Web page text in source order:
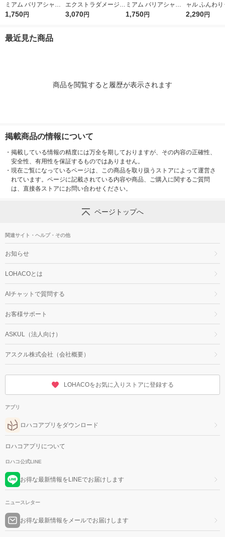
ミアム バリアシャン
プー + コンディショ
1,750円
エクストラダメージリ
ペア シャンプー + コ
3,070円
ミアム バリアシャン
プー + コンディショ
1,750円
ャル ふんわ
ヤ コンディシ
2,290円
最近見た商品
商品を閲覧すると履歴が表示されます
掲載商品の情報について
・ 掲載している情報の精度には万全を期しておりますが、その内容の正確性、
安全性、有用性を保証するものではありません。
・ 現在ご覧になっているページは、この商品を取り扱うストアによって運営さ
れています。ページに記載されている内容や商品、ご購入に関するご質問
は、直接各ストアにお問い合わせください。
ページトップへ
関連サイト・ヘルプ・その他
お知らせ
LOHACOとは
AIチャットで質問する
お客様サポート
ASKUL（法人向け）
アスクル株式会社（会社概要）
LOHACOをお気に入りストアに登録する
アプリ
ロハコアプリをダウンロード
ロハコアプリについて
ロハコ公式LINE
お得な最新情報をLINEでお届けします
ニュースレター
お得な最新情報をメールでお届けします